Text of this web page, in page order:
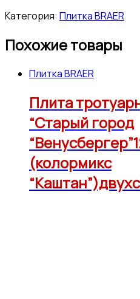
Категория: Плитка BRAER
Похожие товары
Плитка BRAER
Плита
“Старый город
(колормикс